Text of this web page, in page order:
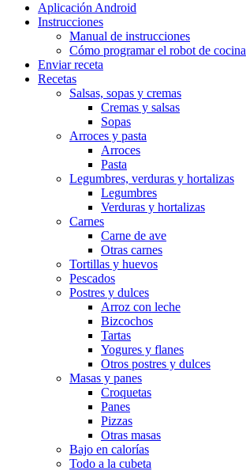
Aplicación Android
Instrucciones
Manual de instrucciones
Cómo programar el robot de cocina
Enviar receta
Recetas
Salsas, sopas y cremas
Cremas y salsas
Sopas
Arroces y pasta
Arroces
Pasta
Legumbres, verduras y hortalizas
Legumbres
Verduras y hortalizas
Carnes
Carne de ave
Otras carnes
Tortillas y huevos
Pescados
Postres y dulces
Arroz con leche
Bizcochos
Tartas
Yogures y flanes
Otros postres y dulces
Masas y panes
Croquetas
Panes
Pizzas
Otras masas
Bajo en calorías
Todo a la cubeta